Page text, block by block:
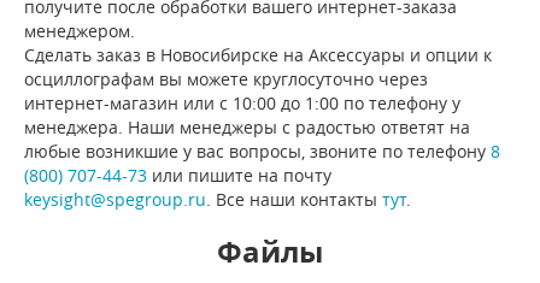
получите после обработки вашего интернет-заказа
менеджером.
Сделать заказ в Новосибирске на Аксессуары и опции к
осциллографам вы можете круглосуточно через
интернет-магазин или с 10:00 до 1:00 по телефону у
менеджера. Наши менеджеры с радостью ответят на
любые возникшие у вас вопросы, звоните по телефону 8
(800) 707-44-73 или пишите на почту
keysight@spegroup.ru. Все наши контакты тут.
Файлы